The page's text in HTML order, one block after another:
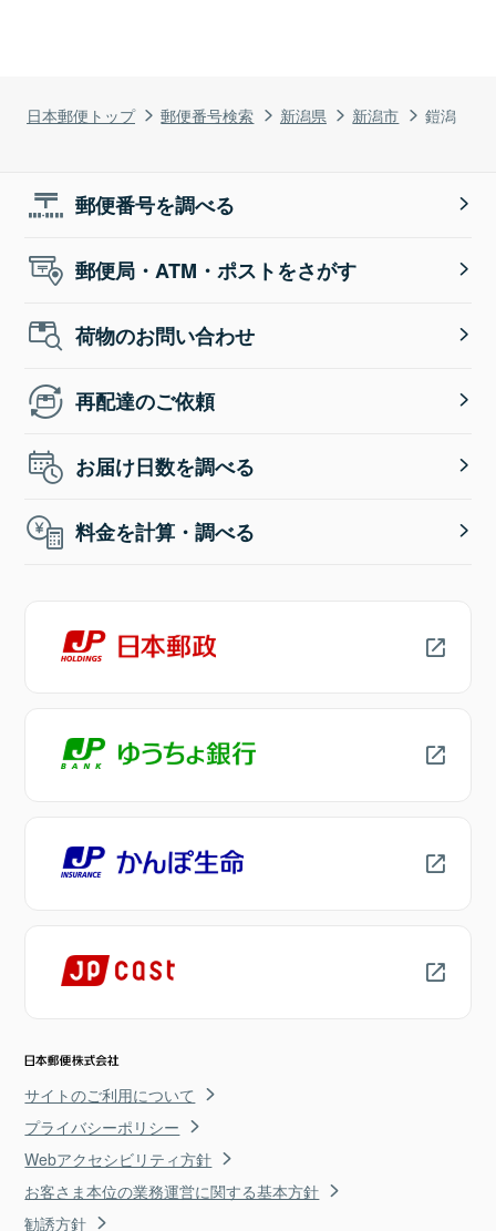
日本郵便トップ 郵便番号検索 新潟県 新潟市 鎧潟
郵便番号を調べる
郵便局・ATM・ポストをさがす
荷物のお問い合わせ
再配達のご依頼
お届け日数を調べる
料金を計算・調べる
サイトのご利用について
プライバシーポリシー
Webアクセシビリティ方針
お客さま本位の業務運営に関する基本方針
勧誘方針